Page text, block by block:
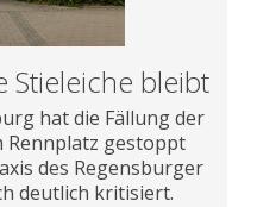
bleibt
hat die Fällung der
Rennplatz gestoppt
des Regensburger
deutlich kritisiert.